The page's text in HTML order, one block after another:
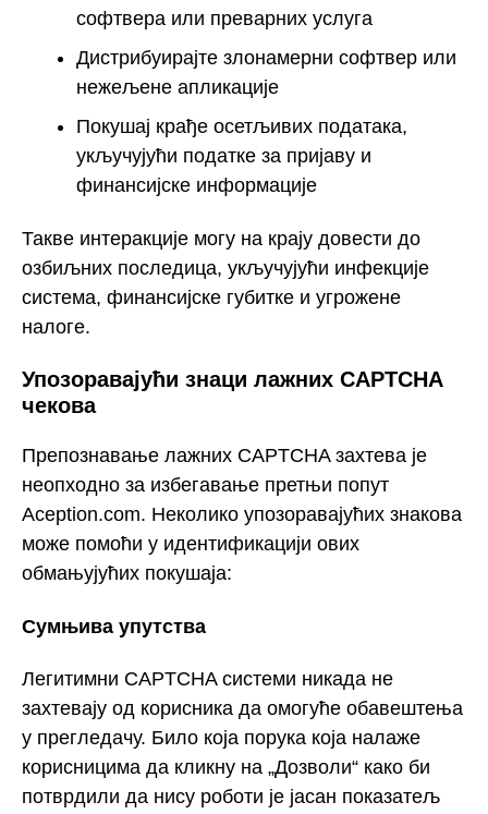
софтвера или преварних услуга
Дистрибуирајте злонамерни софтвер или
нежељене апликације
Покушај крађе осетљивих података,
укључујући податке за пријаву и
финансијске информације
Такве интеракције могу на крају довести до
озбиљних последица, укључујући инфекције
система, финансијске губитке и угрожене
налоге.
Упозоравајући знаци лажних CAPTCHA
чекова
Препознавање лажних CAPTCHA захтева је
неопходно за избегавање претњи попут
Aception.com. Неколико упозоравајућих знакова
може помоћи у идентификацији ових
обмањујућих покушаја:
Сумњива упутства
Легитимни CAPTCHA системи никада не
захтевају од корисника да омогуће обавештења
у прегледачу. Било која порука која налаже
корисницима да кликну на „Дозволи“ како би
потврдили да нису роботи је јасан показатељ